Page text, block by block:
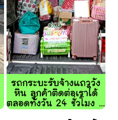
รถกระบะรับจ้างแถววัง
หิน ลูกค้าติดต่อเราได้
ตลอดทั้งวัน 24 ชั่วโมง ...